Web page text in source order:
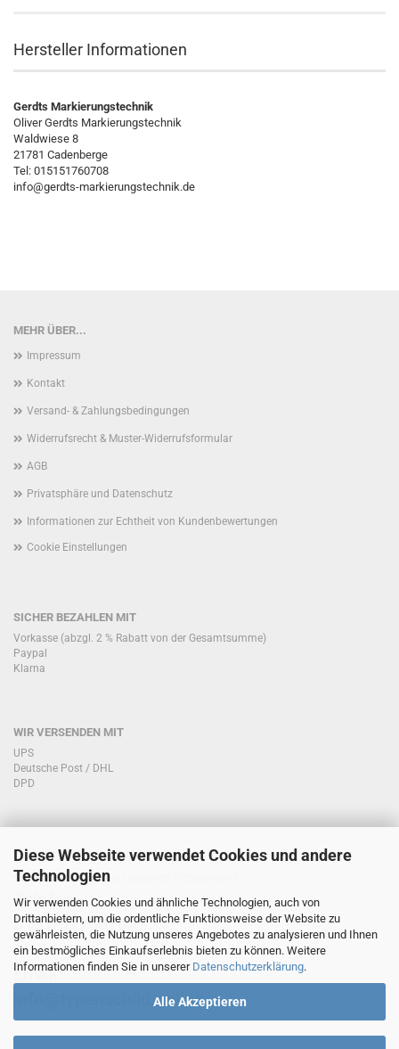
Diese Webseite verwendet Cookies und andere
Technologien
Wir verwenden Cookies und ähnliche Technologien, auch von
Drittanbietern, um die ordentliche Funktionsweise der Website zu
gewährleisten, die Nutzung unseres Angebotes zu analysieren und Ihnen
ein bestmögliches Einkaufserlebnis bieten zu können. Weitere
Informationen finden Sie in unserer Datenschutzerklärung.
Alle Akzeptieren
Hersteller Informationen
Gerdts Markierungstechnik
Oliver Gerdts Markierungstechnik
Waldwiese 8
21781 Cadenberge
Tel: 015151760708
info@gerdts-markierungstechnik.de
MEHR ÜBER...
Impressum
Kontakt
Versand- & Zahlungsbedingungen
Widerrufsrecht & Muster-Widerrufsformular
AGB
Privatsphäre und Datenschutz
Informationen zur Echtheit von Kundenbewertungen
Cookie Einstellungen
SICHER BEZAHLEN MIT
Vorkasse (abzgl. 2 % Rabatt von der Gesamtsumme)
Paypal
Klarna
WIR VERSENDEN MIT
UPS
Deutsche Post / DHL
DPD
KONTAKT KUNDENSERVICE
Sie haben Fragen zu unseren Produkten?
Telefon:
0151/51760708
Email:
info@typenschild.online